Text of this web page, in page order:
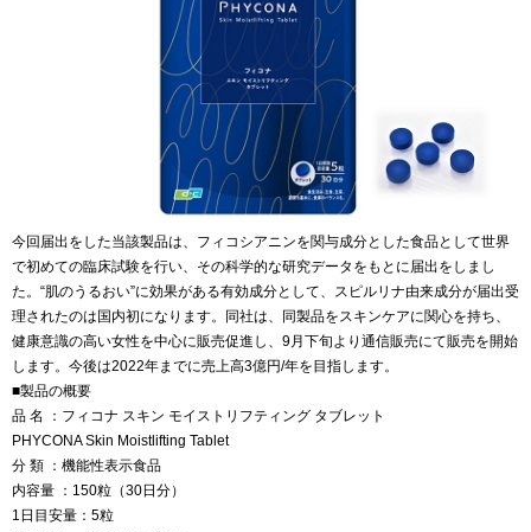
今回届出をした当該製品は、フィコシアニンを関与成分とした食品として世界
で初めての臨床試験を行い、その科学的な研究データをもとに届出をしまし
た。“肌のうるおい”に効果がある有効成分として、スピルリナ由来成分が届出受
理されたのは国内初になります。同社は、同製品をスキンケアに関心を持ち、
健康意識の高い女性を中心に販売促進し、9月下旬より通信販売にて販売を開始
します。今後は2022年までに売上高3億円/年を目指します。
■製品の概要
品 名 ：フィコナ スキン モイストリフティング タブレット
PHYCONA Skin Moistlifting Tablet
分 類 ：機能性表示食品
内容量 ：150粒（30日分）
1日目安量：5粒